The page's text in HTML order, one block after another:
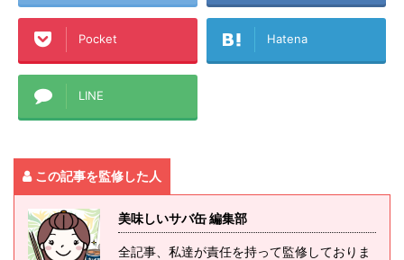
Pocket Hatena
LINE
この記事を監修した人
美味しいサバ缶 編集部
全記事、私達が責任を持って監修しておりま